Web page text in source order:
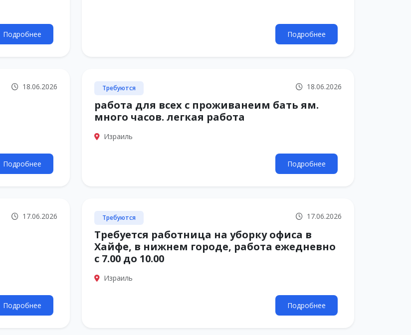
Подробнее Подробнее
18.06.2026
Подробнее
Требуются 18.06.2026
работа для всех с проживанеим бать ям.
много часов. легкая работа
Израиль
Подробнее
17.06.2026
Подробнее
Требуются 17.06.2026
Требуется работница на уборку офиса в
Хайфе, в нижнем городе, работа ежедневно
с 7.00 до 10.00
Израиль
Подробнее